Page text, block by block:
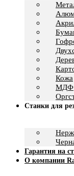
Кожа
МДФ
Станки для
Гарантия на
О компании